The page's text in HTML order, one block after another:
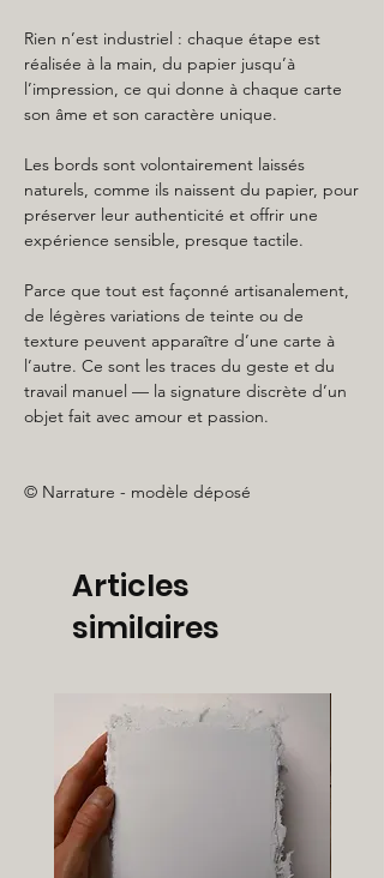
Rien n’est industriel : chaque étape est
réalisée à la main, du papier jusqu’à
l’impression, ce qui donne à chaque carte
son âme et son caractère unique.
Les bords sont volontairement laissés
naturels, comme ils naissent du papier, pour
préserver leur authenticité et offrir une
expérience sensible, presque tactile.
Parce que tout est façonné artisanalement,
de légères variations de teinte ou de
texture peuvent apparaître d’une carte à
l’autre. Ce sont les traces du geste et du
travail manuel — la signature discrète d’un
objet fait avec amour et passion.
© Narrature - modèle déposé
Articles
similaires